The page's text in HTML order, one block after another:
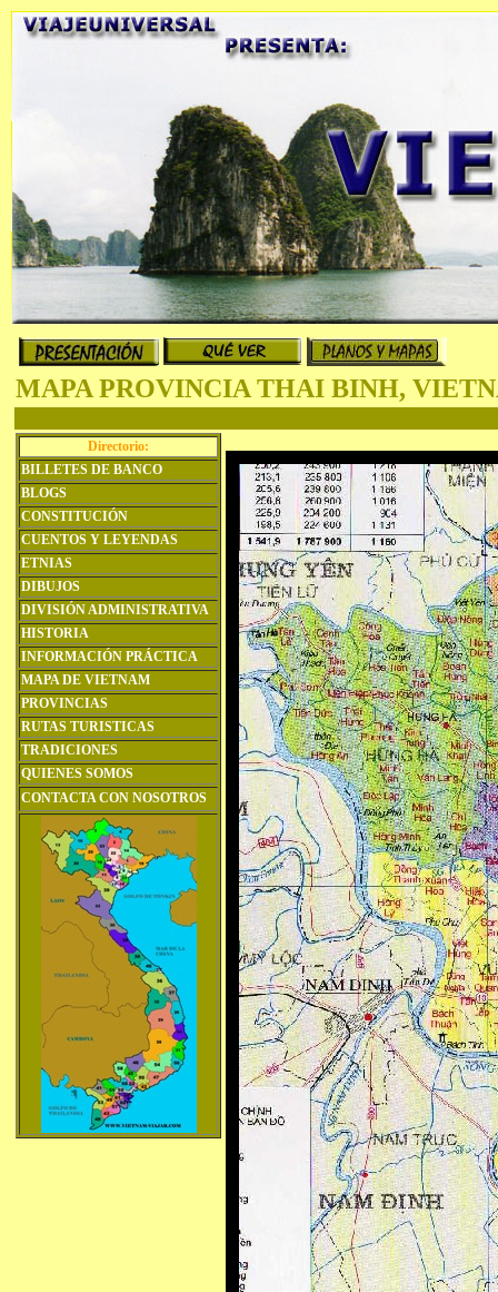
MAPA PROVINCIA THAI BINH,
Directorio:
BILLETES DE BANCO
BLOGS
CONSTITUCIÓN
CUENTOS Y LEYENDAS
ETNIAS
DIBUJOS
DIVISIÓN ADMINISTRATIVA
HISTORIA
INFORMACIÓN PRÁCTICA
MAPA DE VIETNAM
PROVINCIAS
RUTAS TURISTICAS
TRADICIONES
QUIENES SOMOS
CONTACTA CON NOSOTROS